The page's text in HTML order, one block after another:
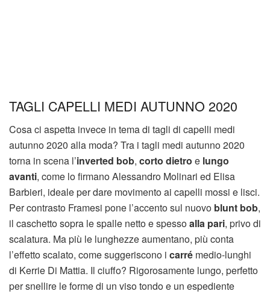
TAGLI CAPELLI MEDI AUTUNNO 2020
Cosa ci aspetta invece in tema di tagli di capelli medi
autunno 2020 alla moda? Tra i tagli medi autunno 2020
torna in scena l’inverted bob, corto dietro e lungo
avanti, come lo firmano Alessandro Molinari ed Elisa
Barbieri, ideale per dare movimento ai capelli mossi e lisci.
Per contrasto Framesi pone l’accento sul nuovo blunt bob,
il caschetto sopra le spalle netto e spessoalla pari, privo di
scalatura. Ma più le lunghezze aumentano, più conta
l’effetto scalato, come suggeriscono i carré medio-lunghi
di Kerrie Di Mattia. Il ciuffo? Rigorosamente lungo, perfetto
per snellire le forme di un viso tondo e un espediente